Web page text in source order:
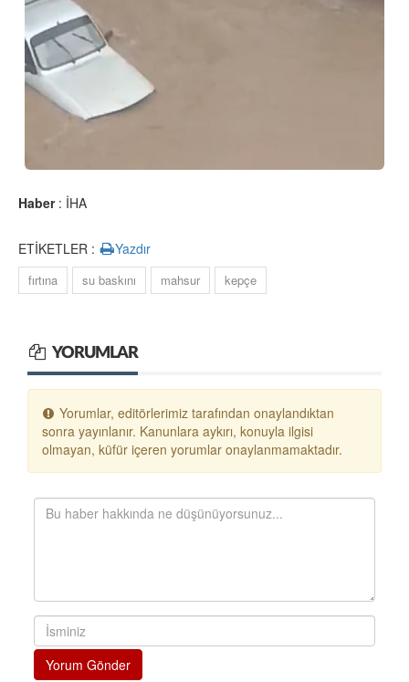
Haber: İHA
ETİKETLER : Yazdır
fırtına su baskını mahsur kepçe
YORUMLAR
Yorumlar, editörlerimiz tarafından onaylandıktan
sonra yayınlanır. Kanunlara aykırı, konuyla ilgisi
olmayan, küfür içeren yorumlar onaylanmamaktadır.
Yorum Gönder